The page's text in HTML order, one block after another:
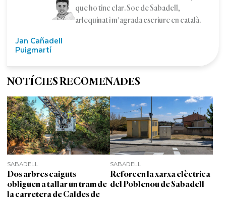
Jan Cañadell
Puigmartí
que ho tinc clar. Soc de Sabadell,
arlequinat i m'agrada escriure en català.
NOTÍCIES RECOMENADES
SABADELL
Dos arbres caiguts
obliguen a tallar un tram de
la carretera de Caldes de
SABADELL
Reforcen la xarxa elèctrica
del Poblenou de Sabadell